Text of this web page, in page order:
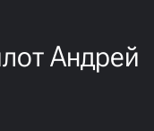
Андрей